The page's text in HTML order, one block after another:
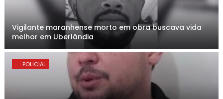
Vigilante maranhense morto em obra buscava vida
melhor em Uberlândia
. . . POLICIAL